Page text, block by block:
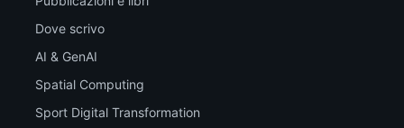
Dove scrivo
AI & GenAI
Spatial Computing
Sport Digital Transformation